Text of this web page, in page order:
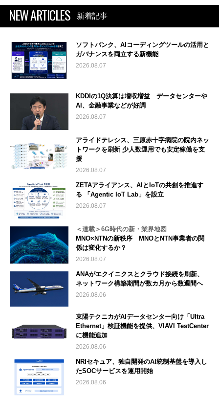
NEW ARTICLES 新着記事
ソフトバンク、AIコーディングツールの活用と
ガバナンスを両立する新機能
2026.08.07
KDDIの1Q決算は増収増益 データセンターや
AI、金融事業などが好調
2026.08.07
アライドテレシス、三原赤十字病院の院内ネッ
トワークを刷新 少人数運用でも安定稼働を支
援
2026.08.07
ZETAアライアンス、AIとIoTの共創を推進す
る 「Agentic IoT Lab」を設立
2026.08.07
＜連載＞6G時代の新・業界地図
MNO×NTNの新秩序 MNOとNTN事業者の関
係は変化するか？
2026.08.07
ANAがエクイニクスとクラウド接続を刷新、
ネットワーク構築期間が数カ月から数週間へ
2026.08.06
東陽テクニカがAIデータセンター向け「Ultra
Ethernet」検証機能を提供、VIAVI TestCenter
に機能追加
2026.08.06
NRIセキュア、独自開発のAI統制基盤を導入し
たSOCサービスを運用開始
2026.08.06